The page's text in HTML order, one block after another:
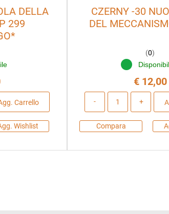
DELLA
299
Carrello
Wishlist
CZERNY -30
DEL
(0)
€ 12,00
Compara